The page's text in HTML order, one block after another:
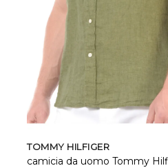
TOMMY HILFIGER
camicia da uomo Tommy